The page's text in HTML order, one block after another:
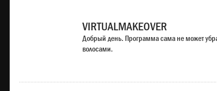
VIRTUALMAKEOVER
Добрый день. Программа сама не может
волосами.